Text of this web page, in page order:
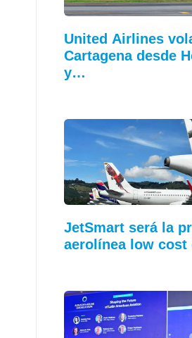
United Airlines
Cartagena desde
y…
JetSmart será la
aerolínea low